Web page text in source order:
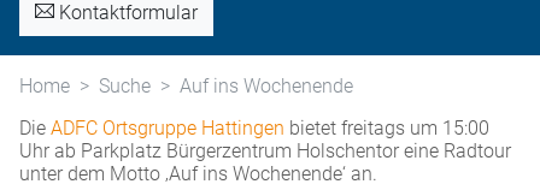
Kontaktformular
Home Suche
Auf ins Wochenende
Die ADFC Ortsgruppe Hattingen bietet freitags um 15:00
Uhr ab Parkplatz Bürgerzentrum Holschentor eine Radtour
unter dem Motto ‚Auf ins Wochenende‘ an.